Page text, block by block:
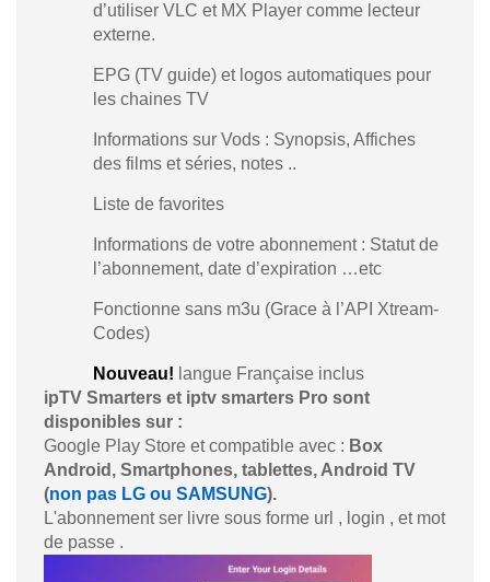
d’utiliser VLC et MX Player comme lecteur
externe.
EPG (TV guide) et logos automatiques pour
les chaines TV
Informations sur Vods : Synopsis, Affiches
des films et séries, notes ..
Liste de favorites
Informations de votre abonnement : Statut de
l’abonnement, date d’expiration …etc
Fonctionne sans m3u (Grace à l’API Xtream-
Codes)
Nouveau! langue Française inclus
ipTV Smarters et iptv smarters Pro sont
disponibles sur :
Google Play Store et compatible avec : Box
Android, Smartphones, tablettes, Android TV
(non pas LG ou SAMSUNG).
L'abonnement ser livre sous forme url , login , et mot
de passe .